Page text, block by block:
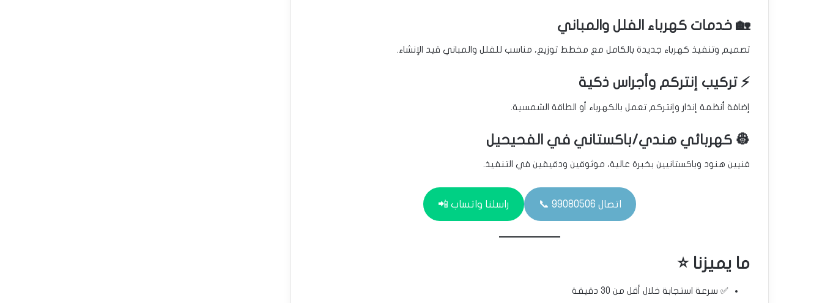
🏡 خدمات كهرباء الفلل والمباني
تصميم وتنفيذ كهرباء جديدة بالكامل مع مخطط توزيع، مناسب للفلل والمباني قيد الإنشاء.
⚡ تركيب إنتركم وأجراس ذكية
إضافة أنظمة إنذار وإنتركم تعمل بالكهرباء أو الطاقة الشمسية.
👷 كهربائي هندي/باكستاني في الفحيحيل
فنيين هنود وباكستانيين بخبرة عالية، موثوقين ودقيقين في التنفيذ.
اتصال 99080506 📞 راسلنا واتساب 📲
ما يميزنا ⭐
✅ سرعة استجابة خلال أقل من 30 دقيقة